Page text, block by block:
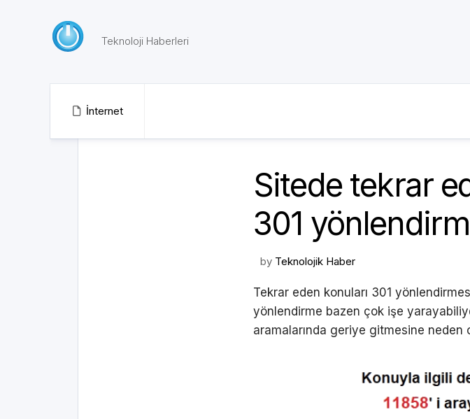
Teknoloji Haberleri
İnternet
Sitede tekrar
301
by Teknolojik Haber
Tekrar eden konuları 301
yönlendirme bazen çok işe
aramalarında geriye gitmesine neden